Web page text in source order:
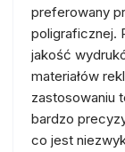
preferowany
poligraficznej.
jakość
materiałów
zastosowaniu
bardzo
co jest